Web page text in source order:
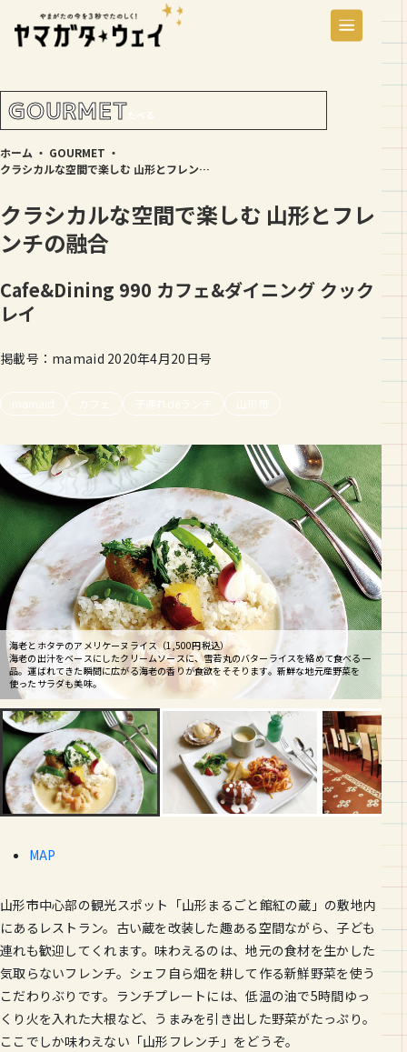
GOURMETたべる
ホーム ・ GOURMET ・
クラシカルな空間で楽しむ 山形とフレンチの融合
クラシカルな空間で楽しむ 山形とフレ
ンチの融合
Cafe&Dining 990 カフェ&ダイニング クック
レイ
掲載号：mamaid 2020年4月20日号
mamaid カフェ 子連れdeランチ 山形市
海老とホタテのアメリケーヌライス（1,500円税込）
海老の出汁をベースにしたクリームソースに、雪若丸のバターライスを絡めて食べる一
品。運ばれてきた瞬間に広がる海老の香りが食欲をそそります。新鮮な地元産野菜を
使ったサラダも美味。
お子様ランチ（880円税込）※注文は未就学児まで
ナポリタン、ハンバーグはいずれも大人用メニューと同じものを小さいポーションで提
供しています。デザートのアイスも付いて、大人も食べたくなっちゃう充実度です。
天井が高くクラシカルな店内。子連れはベンチシートがおすすめ。子どもイスもあるの
で気軽に利用してくださいね。
MAP
山形市中心部の観光スポット「山形まるごと館紅の蔵」の敷地内
にあるレストラン。古い蔵を改装した趣ある空間ながら、子ども
連れも歓迎してくれます。味わえるのは、地元の食材を生かした
気取らないフレンチ。シェフ自ら畑を耕して作る新鮮野菜を使う
こだわりぶりです。ランチプレートには、低温の油で5時間ゆっ
くり火を入れた大根など、うまみを引き出した野菜がたっぷり。
ここでしか味わえない「山形フレンチ」をどうぞ。